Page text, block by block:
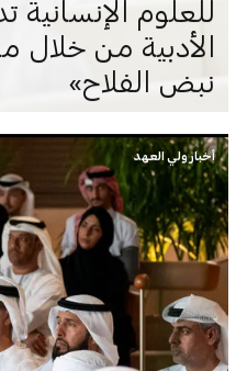
للعلوم
الأدبية من خلال
نبض الفلاح»
أخبار ولي العهد